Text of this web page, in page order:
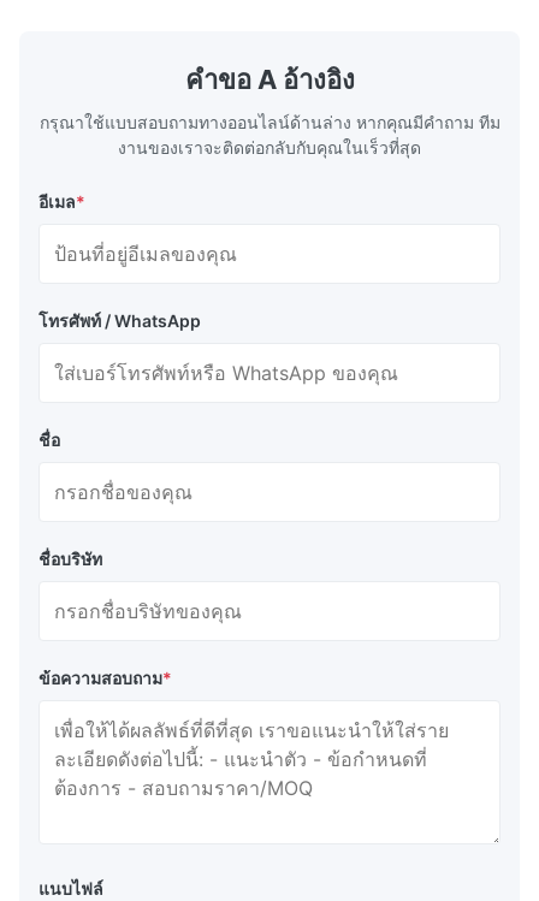
circulation loop.Because of both cooling
คําขอ A อ้างอิง
กรุณาใช้แบบสอบถามทางออนไลน์ด้านล่าง หากคุณมีคําถาม ทีม
งานของเราจะติดต่อกลับกับคุณในเร็วที่สุด
อีเมล*
โทรศัพท์ / WhatsApp
ชื่อ
ชื่อบริษัท
ข้อความสอบถาม*
แนบไฟล์